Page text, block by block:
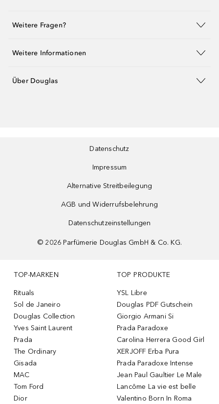
Weitere Fragen?
Weitere Informationen
Über Douglas
Datenschutz
Impressum
Alternative Streitbeilegung
AGB und Widerrufsbelehrung
Datenschutzeinstellungen
© 2026 Parfümerie Douglas GmbH & Co. KG.
TOP-MARKEN
Rituals
Sol de Janeiro
Douglas Collection
Yves Saint Laurent
Prada
The Ordinary
Gisada
MAC
Tom Ford
Dior
TOP PRODUKTE
YSL Libre
Douglas PDF Gutschein
Giorgio Armani Si
Prada Paradoxe
Carolina Herrera Good Girl
XERJOFF Erba Pura
Prada Paradoxe Intense
Jean Paul Gaultier Le Male
Lancôme La vie est belle
Valentino Born In Roma